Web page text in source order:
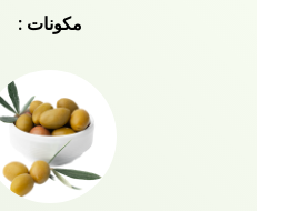
للرجال والنساء خال من البارابين
قومي بتقوية شعرك من الجذور إلى
مكونات :